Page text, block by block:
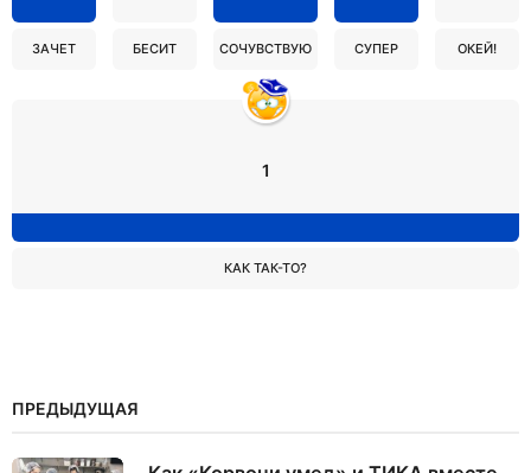
ЗАЧЕТ БЕСИТ СОЧУВСТВУЮ СУПЕР ОКЕЙ!
1
КАК ТАК-ТО?
ПРЕДЫДУЩАЯ